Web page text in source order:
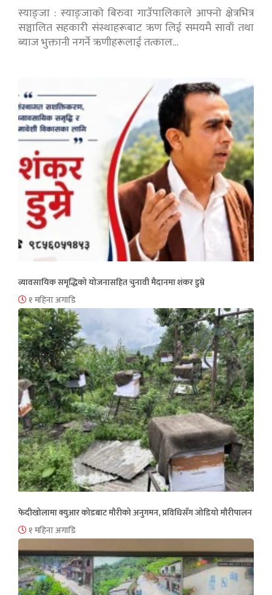
स्याङ्जा : स्याङ्जाको बिरुवा गाउँपालिकाले आफ्नो क्षेत्रभित्र
सञ्चालित सहकारी संस्थाहरूबाट ऋण लिई समयमै सावाँ तथा
ब्याज भुक्तानी नगर्ने ऋणीहरूलाई तत्काल…
व्यावसायिक समृद्धिको योजनासहित चुनावी मैदानमा शंकर डुम्रे
१ महिना अगाडि
फेदीखोलामा क्युआर कोडबाट मौरीको अनुगमन, प्रविधिसँग जोडियो मौरीपालन
१ महिना अगाडि